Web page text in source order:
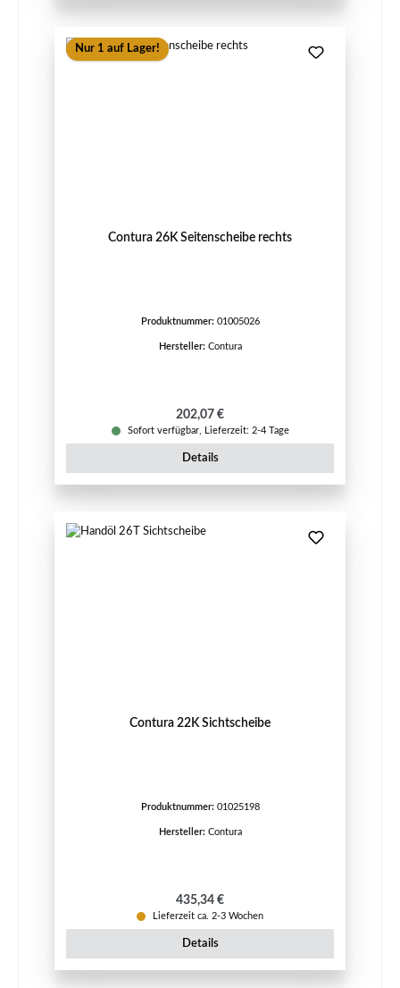
Nur 1 auf Lager!
Contura 26K Seitenscheibe rechts
Produktnummer: 01005026
Hersteller: Contura
Regulärer Preis:
202,07 €
Sofort verfügbar, Lieferzeit: 2-4 Tage
Details
Contura 22K Sichtscheibe
Produktnummer: 01025198
Hersteller: Contura
Regulärer Preis:
435,34 €
Lieferzeit ca. 2-3 Wochen
Details